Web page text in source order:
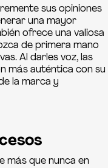
sus opiniones
una mayor
ofrece una valiosa
de primera mano
Al darles voz, las
más auténtica con su
la marca y
más que nunca en